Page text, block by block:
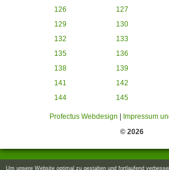
126
127
129
130
132
133
135
136
138
139
141
142
144
145
Profectus Webdesign
Impressum
© 2026
Um unsere Website optimal zu gestalten und fortlaufend